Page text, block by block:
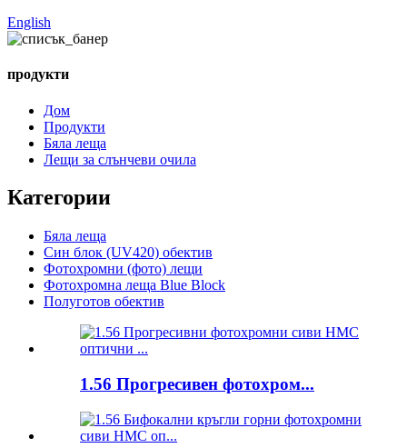
English
продукти
Дом
Продукти
Бяла леща
Лещи за слънчеви очила
Категории
Бяла леща
Син блок (UV420) обектив
Фотохромни (фото) лещи
Фотохромна леща Blue Block
Полуготов обектив
1.56 Прогресивен фотохром...